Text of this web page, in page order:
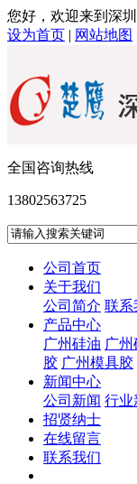
您好，欢迎来到深
设为首页 | 网站地图
全国咨询热线
13802563725
公司首页
关于我们
公司简介 联系
产品中心
广州硅油 广
胶 广州模具胶
新闻中心
公司新闻 行业
招贤纳士
在线留言
联系我们